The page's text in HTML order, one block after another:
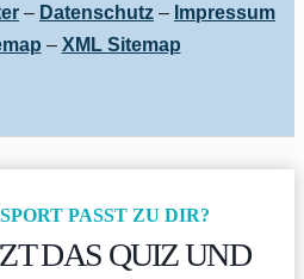
– Datenschutz – Impressum
– XML Sitemap
PASST ZU DIR?
DAS QUIZ UND